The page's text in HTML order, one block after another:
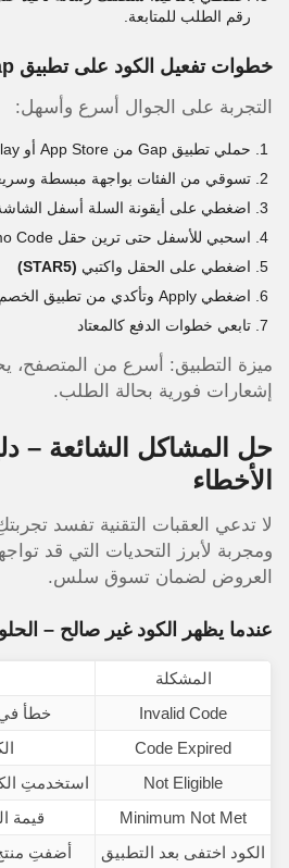
رقم الطلب للمتابعة.
خطوات تفعيل الكود على تطبيق Gap للجوال
التجربة على الجوال أسرع وأسهل:
حملي تطبيق Gap من App Store أو Google Play
تسوقي من الفئات بواجهة مبسطة
اضغطي على أيقونة السلة أسفل
اسحبي للأسفل حتى ترين حقل Promo Code
اضغطي على الحقل واكتبي (STAR5)
اضغطي Apply وتأكدي من تطبيق الخصم
تابعي خطوات الدفع كالمعتاد
ميزة التطبيق: أسرع من المتصفح،
إشعارات فورية بحالة الطلب.
حل المشاكل الشائعة –
الأخطاء
لا تدعي العقبات التقنية تفسد
ومجربة لأبرز التحديات التي قد
العروض لضمان تسوق سلس.
عندما يظهر الكود غير صالح –
المشكلة
Invalid Code
خطأ في
Code Expired
Not Eligible
استخدمتِ
Minimum Not Met
قيمة
الكود اختفى بعد التطبيق
أضفتِ